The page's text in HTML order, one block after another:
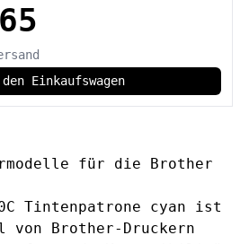
Einkaufswagen
für die Brother
Tintenpatrone cyan ist
Brother-Druckern